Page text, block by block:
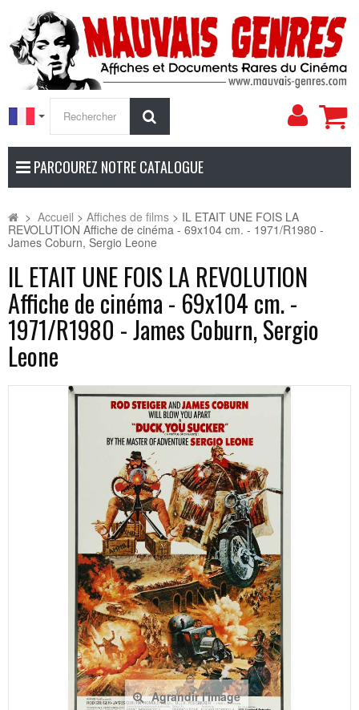
Mon
PARCOUREZ NOTRE CATALOGUE
> Accueil > Affiches de films > IL ETAIT UNE FOIS LA
REVOLUTION Affiche de cinéma - 69x104 cm. - 1971/R1980 -
James Coburn, Sergio Leone
IL ETAIT UNE FOIS LA REVOLUTION
Affiche de cinéma - 69x104 cm. -
1971/R1980 - James Coburn, Sergio
Leone
Agrandir l'image